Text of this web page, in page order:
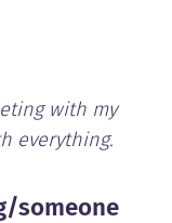
with my
everything.
someone